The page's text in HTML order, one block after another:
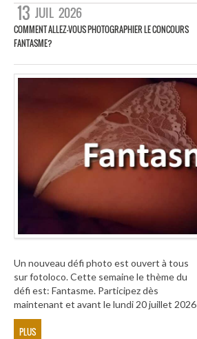
13 JUIL 2026
COMMENT ALLEZ-VOUS PHOTOGRAPHIER LE CONCOURS
FANTASME?
Un nouveau défi photo est ouvert à tous
sur fotoloco. Cette semaine le thème du
défi est: Fantasme. Participez dès
maintenant et avant le lundi 20 juillet 2026
PLUS